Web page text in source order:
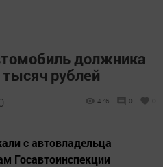
должника
рублей
476 0 0
с автовладельца
Госавтоинспекции